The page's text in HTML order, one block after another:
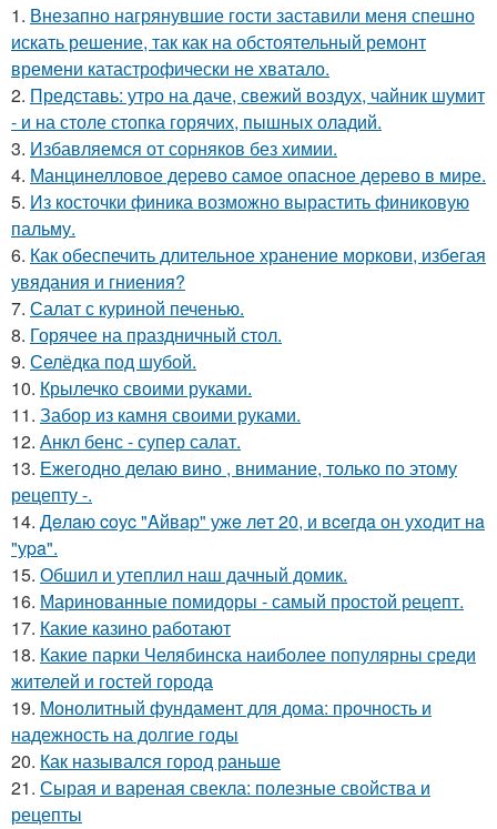
1. Внезапно нагрянувшие гости заставили меня спешно
искать решение, так как на обстоятельный ремонт
времени катастрофически не хватало.
2. Представь: утро на даче, свежий воздух, чайник шумит
- и на столе стопка горячих, пышных оладий.
3. Избавляемся от сорняков без химии.
4. Манцинелловое дерево самое опасное дерево в мире.
5. Из косточки финика возможно вырастить финиковую
пальму.
6. Как обеспечить длительное хранение моркови, избегая
увядания и гниения?
7. Салат с куриной печенью.
8. Горячее на праздничный стол.
9. Селёдка под шубой.
10. Крылечко своими руками.
11. Забор из камня своими руками.
12. Анкл бенс - супер салат.
13. Ежегодно делаю вино , внимание, только по этому
рецепту -.
14. Дeлaю coуc "Aйвap" ужe лeт 20, и вceгдa oн уxoдит нa
"уpa".
15. Обшил и утеплил наш дачный домик.
16. Маринованные помидоры - самый простой рецепт.
17. Какие казино работают
18. Какие парки Челябинска наиболее популярны среди
жителей и гостей города
19. Монолитный фундамент для дома: прочность и
надежность на долгие годы
20. Как назывался город раньше
21. Сырая и вареная свекла: полезные свойства и
рецепты